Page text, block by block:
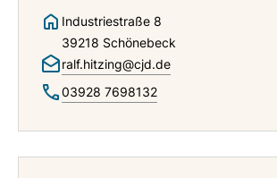
Industriestraße 8
39218 Schönebeck
ralf.hitzing@cjd.de
03928 7698132